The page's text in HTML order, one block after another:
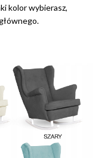
kolor wybierasz,